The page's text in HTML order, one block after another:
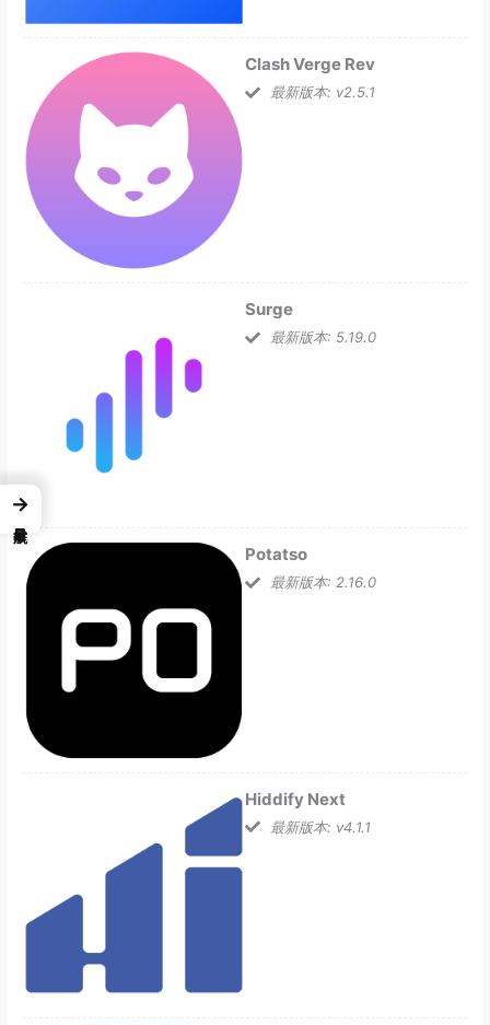
Clash Verge Rev
最新版本: v2.5.1
Surge
最新版本: 5.19.0
Potatso
最新版本: 2.16.0
Hiddify Next
最新版本: v4.1.1
→